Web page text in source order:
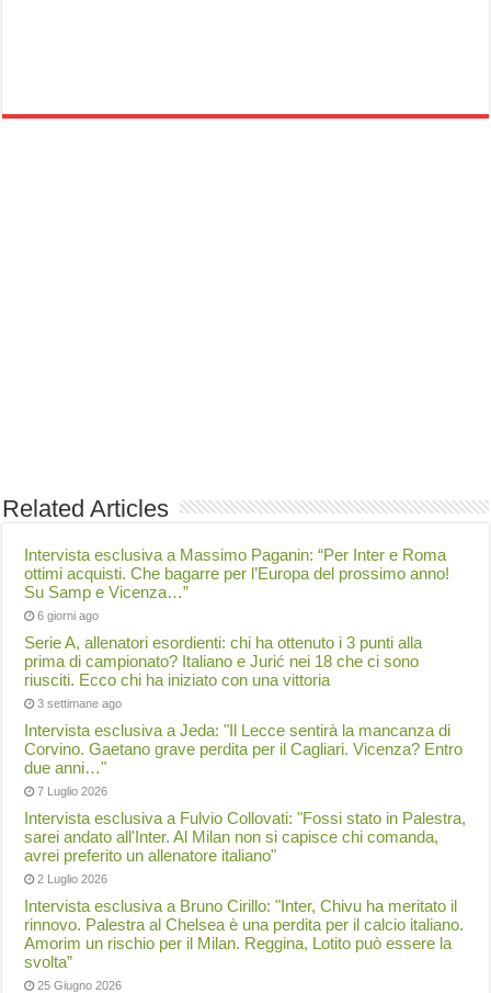
Related Articles
Intervista esclusiva a Massimo Paganin: “Per Inter e Roma
ottimi acquisti. Che bagarre per l’Europa del prossimo anno!
Su Samp e Vicenza…”
6 giorni ago
Serie A, allenatori esordienti: chi ha ottenuto i 3 punti alla
prima di campionato? Italiano e Jurić nei 18 che ci sono
riusciti. Ecco chi ha iniziato con una vittoria
3 settimane ago
Intervista esclusiva a Jeda: "Il Lecce sentirà la mancanza di
Corvino. Gaetano grave perdita per il Cagliari. Vicenza? Entro
due anni…"
7 Luglio 2026
Intervista esclusiva a Fulvio Collovati: "Fossi stato in Palestra,
sarei andato all'Inter. Al Milan non si capisce chi comanda,
avrei preferito un allenatore italiano"
2 Luglio 2026
Intervista esclusiva a Bruno Cirillo: "Inter, Chivu ha meritato il
rinnovo. Palestra al Chelsea è una perdita per il calcio italiano.
Amorim un rischio per il Milan. Reggina, Lotito può essere la
svolta”
25 Giugno 2026